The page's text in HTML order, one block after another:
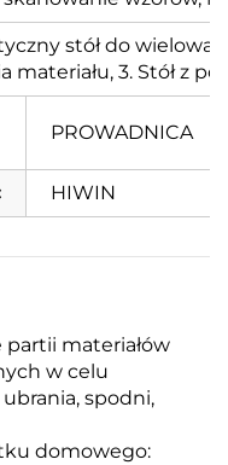
stół do
materiału, 3. Stół z
PROWADNICA
HIWIN
partii materiałów
w celu
spodni,
domowego: